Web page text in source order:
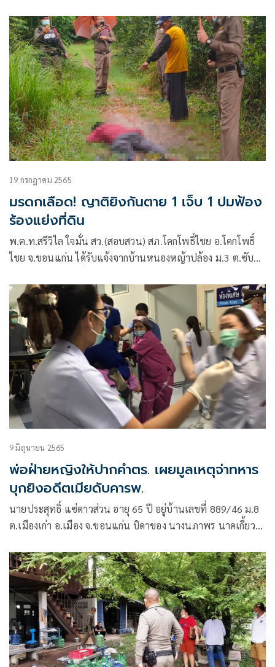
แต่เมียยันสามีโกรธที่ผู้ตายลวนลาม สอดคล้องกับข้อมูลชาวบ้าน
เผยได้ยินเสียงทะเลาะก่อนเกิดเหตุ
19 กรกฎาคม 2565
มรดกเลือด! ญาติยิงกันตาย 1 เจ็บ 1 ปมฟ้อง
ร้องแย่งที่ดิน
พ.ต.ท.สรีวิไล ใจมั่น สว.(สอบสวน) สภ.โคกโพธิ์ไชย อ.โคกโพธิ์
ไชย จ.ขอนแก่น ได้รับแจ้งจากบ้านหนองหญ้าปล้อง ม.3 ต.ซับ
ทางด้านทิศตะวันออก ห่างจากบ้านหนองหญ้าปล้องไปประมาณ
2 กม.
9 มิถุนายน 2565
พ่อฝ่ายหญิงให้ปากคำตร. เผยมูลเหตุจ่าทหาร
บุกยิงอดีตเมียดับคารพ.
นายประสุทธิ์ แซ่ดาวส่วน อายุ 65 ปี อยู่บ้านเลขที่ 889/46 ม.8
ต.เมืองเก่า อ.เมือง จ.ขอนแก่น บิดาของ นางนภาพร นาคเกี้ยว
ทหารอสังกัดกรมทหารม้าที่6 จ.ขอนแก่น ใช้อาวุธปืนยิงจนเสีย
ชีวิตเหตุเกิดภายใน รพ.ขอนแก่น